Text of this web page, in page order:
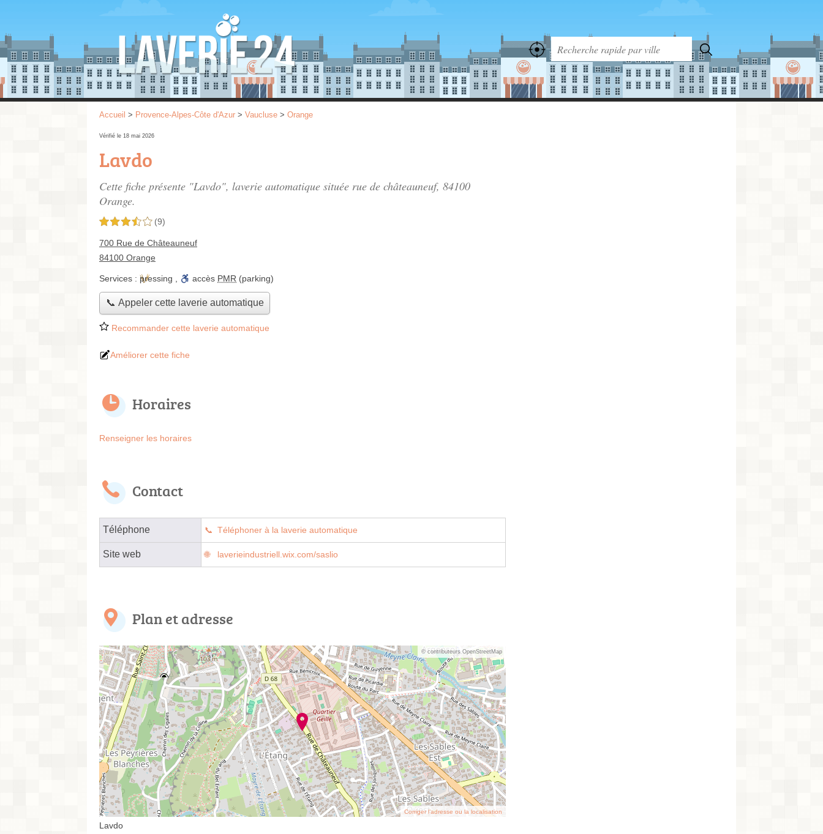
Accueil > Provence-Alpes-Côte d'Azur > Vaucluse > Orange
Vérifié le 18 mai 2026
Lavdo
Cette fiche présente "Lavdo", laverie automatique située rue de châteauneuf, 84100
Orange.
3,5 étoiles sur 5 (9)
700 Rue de Châteauneuf
84100 Orange
Services : pressing accès PMR (parking)
📞 Appeler cette laverie automatique
Recommander cette laverie automatique
Améliorer cette fiche
Horaires
Renseigner les horaires
Contact
Téléphone Téléphoner à la laverie automatique
Site web laverieindustriell.wix.com/saslio
Plan et adresse
© contributeurs OpenStreetMap
Corriger l’adresse ou la localisation
Lavdo